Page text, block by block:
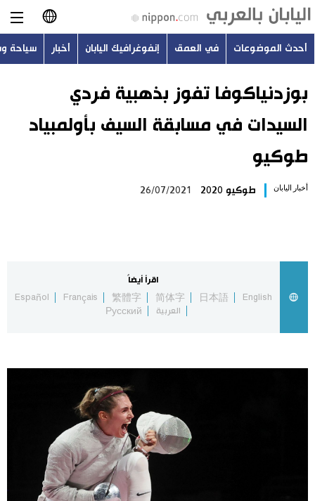
日本語
English
简体字
أحدث الموضوعات
سياحة وسفر
اليابان في فيديو
أحدث الموضوعات في العمق إنفوغرافيك اليابان أخبار سياحة
بوزدنياكوفا تفوز بذهبية فردي
السيدات في مسابقة السيف بأولمبياد
طوكيو
أخبار اليابان طوكيو 2020 26/07/2021
اقرأ أيضاً
English
日本語
简体字
繁體字
Français
Español
العربية
Русский